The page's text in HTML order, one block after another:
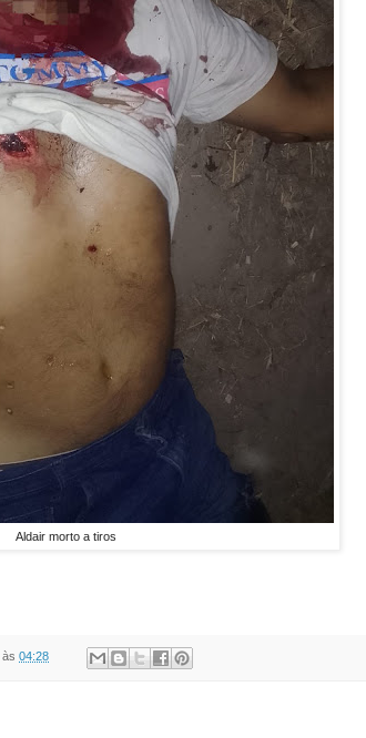
Aldair morto a tiros
às 04:28